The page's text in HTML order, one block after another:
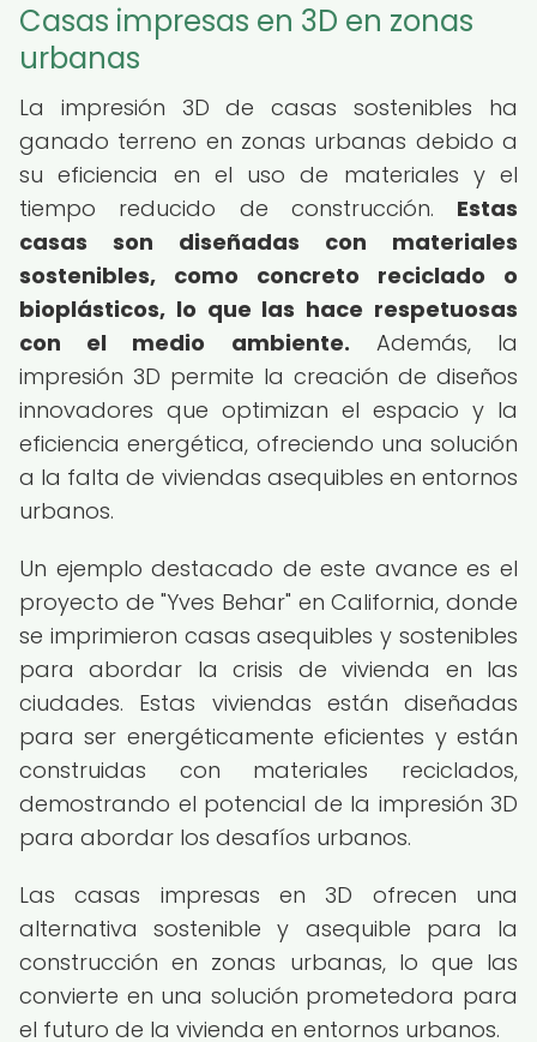
Casas impresas en 3D en zonas
urbanas
La impresión 3D de casas sostenibles ha
ganado terreno en zonas urbanas debido a
su eficiencia en el uso de materiales y el
tiempo reducido de construcción. Estas
casas son diseñadas con materiales
sostenibles, como concreto reciclado o
bioplásticos, lo que las hace respetuosas
con el medio ambiente. Además, la
impresión 3D permite la creación de diseños
innovadores que optimizan el espacio y la
eficiencia energética, ofreciendo una solución
a la falta de viviendas asequibles en entornos
urbanos.
Un ejemplo destacado de este avance es el
proyecto de "Yves Behar" en California, donde
se imprimieron casas asequibles y sostenibles
para abordar la crisis de vivienda en las
ciudades. Estas viviendas están diseñadas
para ser energéticamente eficientes y están
construidas con materiales reciclados,
demostrando el potencial de la impresión 3D
para abordar los desafíos urbanos.
Las casas impresas en 3D ofrecen una
alternativa sostenible y asequible para la
construcción en zonas urbanas, lo que las
convierte en una solución prometedora para
el futuro de la vivienda en entornos urbanos.